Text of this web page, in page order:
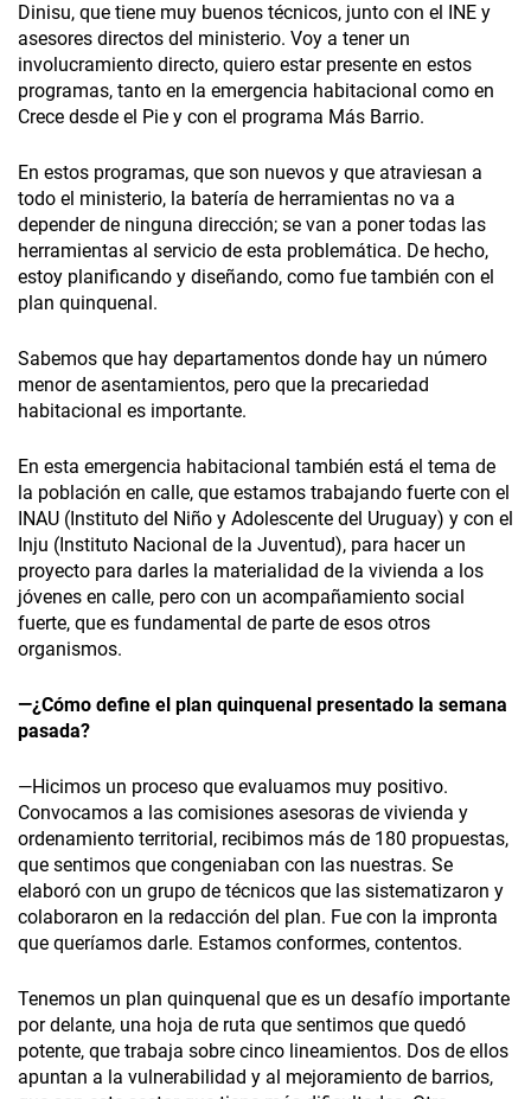
Dinisu, que tiene muy buenos técnicos, junto con el INE y
asesores directos del ministerio. Voy a tener un
involucramiento directo, quiero estar presente en estos
programas, tanto en la emergencia habitacional como en
Crece desde el Pie y con el programa Más Barrio.
En estos programas, que son nuevos y que atraviesan a
todo el ministerio, la batería de herramientas no va a
depender de ninguna dirección; se van a poner todas las
herramientas al servicio de esta problemática. De hecho,
estoy planificando y diseñando, como fue también con el
plan quinquenal.
Sabemos que hay departamentos donde hay un número
menor de asentamientos, pero que la precariedad
habitacional es importante.
En esta emergencia habitacional también está el tema de
la población en calle, que estamos trabajando fuerte con el
INAU (Instituto del Niño y Adolescente del Uruguay) y con el
Inju (Instituto Nacional de la Juventud), para hacer un
proyecto para darles la materialidad de la vivienda a los
jóvenes en calle, pero con un acompañamiento social
fuerte, que es fundamental de parte de esos otros
organismos.
—¿Cómo define el plan quinquenal presentado la semana
pasada?
—Hicimos un proceso que evaluamos muy positivo.
Convocamos a las comisiones asesoras de vivienda y
ordenamiento territorial, recibimos más de 180 propuestas,
que sentimos que congeniaban con las nuestras. Se
elaboró con un grupo de técnicos que las sistematizaron y
colaboraron en la redacción del plan. Fue con la impronta
que queríamos darle. Estamos conformes, contentos.
Tenemos un plan quinquenal que es un desafío importante
por delante, una hoja de ruta que sentimos que quedó
potente, que trabaja sobre cinco lineamientos. Dos de ellos
apuntan a la vulnerabilidad y al mejoramiento de barrios,